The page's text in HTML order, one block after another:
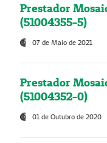
Prestador
(51004355-5)
07 de Maio de 2021
Prestador
(51004352-0)
01 de Outubro de 2020